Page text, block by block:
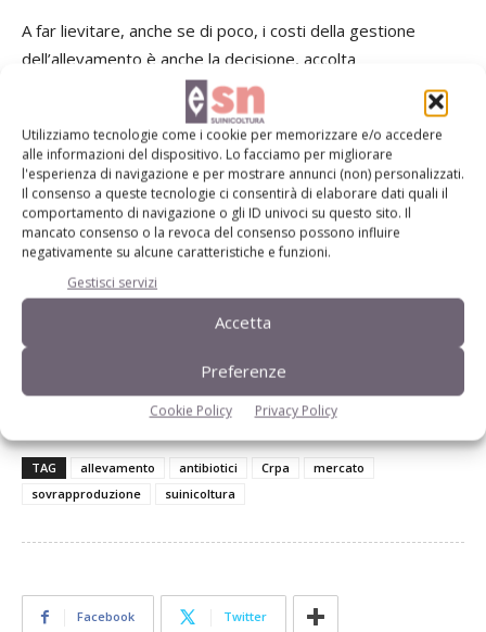
Utilizziamo tecnologie come i cookie per memorizzare e/o accedere
alle informazioni del dispositivo. Lo facciamo per migliorare
l'esperienza di navigazione e per mostrare annunci (non) personalizzati.
Il consenso a queste tecnologie ci consentirà di elaborare dati quali il
comportamento di navigazione o gli ID univoci su questo sito. Il
mancato consenso o la revoca del consenso possono influire
negativamente su alcune caratteristiche e funzioni.
Gestisci servizi
Accetta
Preferenze
Cookie Policy Privacy Policy
A far lievitare, anche se di poco, i costi della gestione
dell’allevamento è anche la decisione, accolta
unanimemente dai Paesi dell’Ue, di ridurre il numero degli
antibiotici utilizzati sui suini. Altrettanto unanime è anche
l’adozione di soluzioni per la riduzione delle emissioni di
ammoniaca, a cominciare da Paesi come Belgio, Olanda e
Irlanda.
Leggi l’articolo completo sulla Rivista di Suinicoltura n.
1/2016
L’Edicola della Rivista di Suinicoltura
TAG allevamento antibiotici Crpa
mercato
sovrapproduzione
suinicoltura
Facebook Twitter